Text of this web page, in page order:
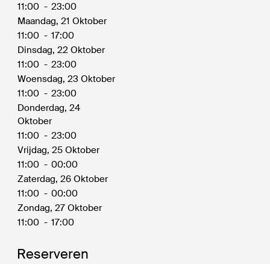
11:00 - 23:00
Maandag, 21 Oktober
11:00 - 17:00
Dinsdag, 22 Oktober
11:00 - 23:00
Woensdag, 23 Oktober
11:00 - 23:00
Donderdag, 24
Oktober
11:00 - 23:00
Vrijdag, 25 Oktober
11:00 - 00:00
Zaterdag, 26 Oktober
11:00 - 00:00
Zondag, 27 Oktober
11:00 - 17:00
Reserveren